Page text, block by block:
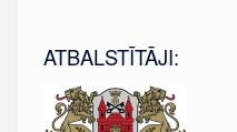
ATBALSTĪTĀJI: